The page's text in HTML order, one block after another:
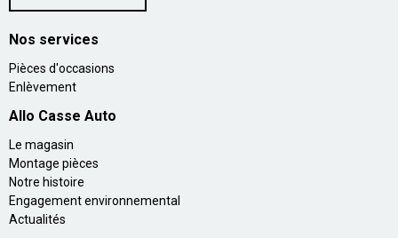
Nos services
Pièces d'occasions
Enlèvement
Allo Casse Auto
Le magasin
Montage pièces
Notre histoire
Engagement environnemental
Actualités